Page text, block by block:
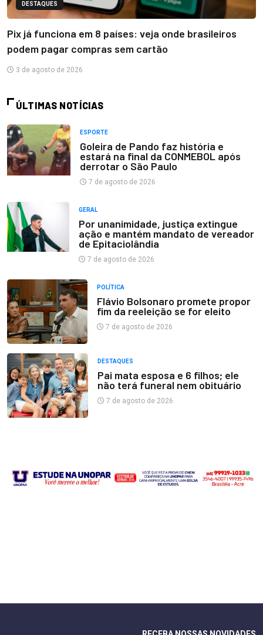
DESTAQUES
Pix já funciona em 8 países: veja onde brasileiros
podem pagar compras sem cartão
3 de agosto de 2026
ÚLTIMAS NOTÍCIAS
ESPORTE
Goleira de Pando faz história e
estará na final da CONMEBOL após
derrotar o São Paulo
7 de agosto de 2026
GERAL
Por unanimidade, justiça extingue
ação e mantém mandato de vereador
de Epitaciolândia
7 de agosto de 2026
POLÍTICA
Flávio Bolsonaro promete propor
fim da reeleição se for eleito
7 de agosto de 2026
DESTAQUES
Pai mata esposa e 6 filhos; ele
não terá funeral nem obituário
7 de agosto de 2026